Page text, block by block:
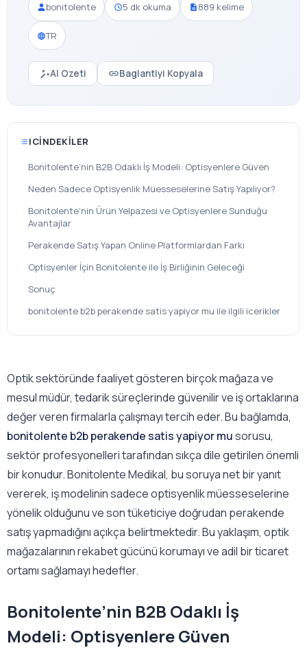
bonitolente 5 dk okuma 889 kelime
TR
AI Ozeti Baglantiyi Kopyala
ICINDEKILER
Bonitolente’nin B2B Odaklı İş Modeli: Optisyenlere Güven
Neden Sadece Optisyenlik Müesseselerine Satış Yapılıyor?
Bonitolente’nin Ürün Yelpazesi ve Optisyenlere Sunduğu
Avantajlar
Perakende Satış Yapan Online Platformlardan Farkı
Optisyenler İçin Bonitolente ile İş Birliğinin Geleceği
Sonuç
bonitolente b2b perakende satis yapiyor mu ile ilgili icerikler
Optik sektöründe faaliyet gösteren birçok mağaza ve
mesul müdür, tedarik süreçlerinde güvenilir ve iş ortaklarına
değer veren firmalarla çalışmayı tercih eder. Bu bağlamda,
bonitolente b2b perakende satis yapiyor musorusu,
sektör profesyonelleri tarafından sıkça dile getirilen önemli
bir konudur. Bonitolente Medikal, bu soruya net bir yanıt
vererek, iş modelinin sadece optisyenlik müesseselerine
yönelik olduğunu ve son tüketiciye doğrudan perakende
satış yapmadığını açıkça belirtmektedir. Bu yaklaşım, optik
mağazalarının rekabet gücünü korumayı ve adil bir ticaret
ortamı sağlamayı hedefler.
Bonitolente’nin B2B Odaklı İş
Modeli: Optisyenlere Güven